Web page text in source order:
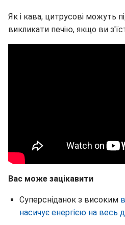
Як і кава, цитрусові можуть
викликати печію, якщо ви
Вас може зацікавити
Суперсніданок з високим
насичує енергією на весь